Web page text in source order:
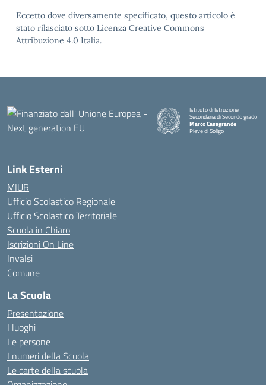
Eccetto dove diversamente specificato, questo articolo è
stato rilasciato sotto Licenza Creative Commons
Attribuzione 4.0 Italia.
Istituto di Istruzione
Secondaria di Secondo grado
Marco Casagrande
Pieve di Soligo
Link Esterni
MIUR
Ufficio Scolastico Regionale
Ufficio Scolastico Territoriale
Scuola in Chiaro
Iscrizioni On Line
Invalsi
Comune
La Scuola
Presentazione
I luoghi
Le persone
I numeri della Scuola
Le carte della scuola